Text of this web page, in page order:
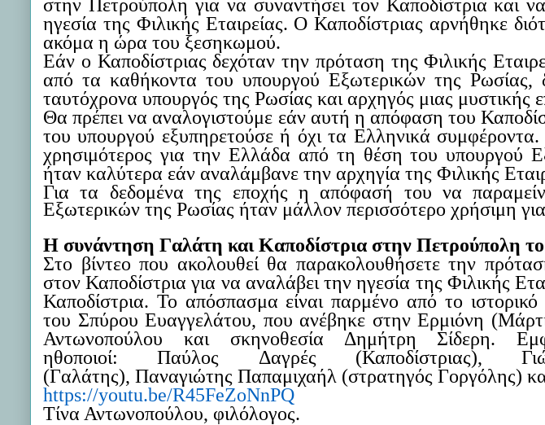
στην Πετρούπολη για να συναντήσει τον Καποδίστρια και
ηγεσία της Φιλικής Εταιρείας. Ο Καποδίστριας αρνήθηκε
ακόμα η ώρα του ξεσηκωμού.
Εάν ο Καποδίστριας δεχόταν την πρόταση τηςΦιλικής
από τα καθήκοντα του υπουργού Εξωτερικών της Ρωσίας,
ταυτόχρονα υπουργός της Ρωσίας και αρχηγός μιας μυστικής
Θα πρέπει να αναλογιστούμε εάν αυτή η απόφαση του
του υπουργού εξυπηρετούσε ή όχι τα Ελληνικά
χρησιμότερος για την Ελλάδα από τη θέση του υπουργού
ήταν καλύτερα εάν αναλάμβανε την αρχηγία της Φιλικής
Για τα δεδομένα της εποχής η απόφασή του να
Εξωτερικών της Ρωσίας ήταν μάλλον περισσότερο χρήσιμη
Η συνάντηση Γαλάτη και Καποδίστριαστην Πετρούπολη
Στο βίντεο που ακολουθεί θα παρακολουθήσετετην
στον Καποδίστρια για να αναλάβειτην ηγεσία της Φιλικής
Καποδίστρια. Το απόσπασμα είναι παρμένο από το
του Σπύρου Ευαγγελάτου, που ανέβηκε στην Ερμιόνη
Αντωνοπούλου και σκηνοθεσία Δημήτρη Σίδερη.
ηθοποιοί: Παύλος Δαγρές (Καποδίστριας),
(Γαλάτης), Παναγιώτης Παπαμιχαήλ (στρατηγός Γοργόλης)
https://youtu.be/R45FeZoNnPQ
Τίνα Αντωνοπούλου, φιλόλογος.